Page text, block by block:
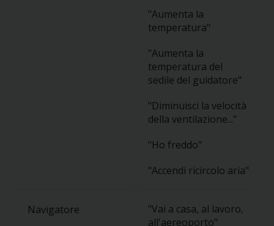
"Aumenta la
temperatura"
"Aumenta la
temperatura del
sedile del guidatore"
"Diminuisci la velocità
della ventilazione..."
"Ho freddo"
"Accendi ricircolo aria"
Navigatore
"Vai a casa, al lavoro,
all'aereoporto"